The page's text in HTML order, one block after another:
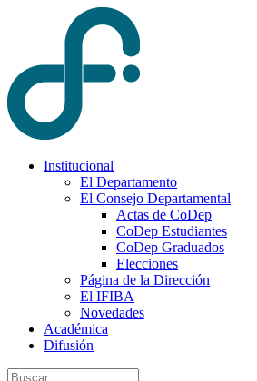
Institucional
El Departamento
El Consejo Departamental
Actas de CoDep
CoDep Estudiantes
CoDep Graduados
Elecciones
Página de la Dirección
El IFIBA
Novedades
Académica
Difusión